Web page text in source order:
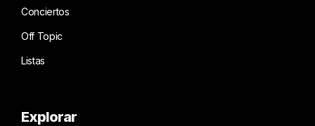
Conciertos
Off Topic
Listas
Explorar